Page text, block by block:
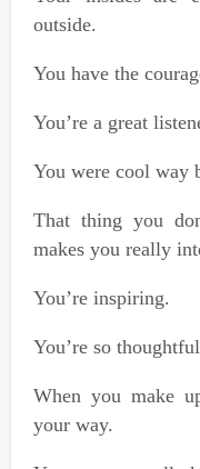
outside.
You have the
You’re a great
You were cool way
That thing you
makes you really
You’re inspiring.
You’re so
When you make
your way.